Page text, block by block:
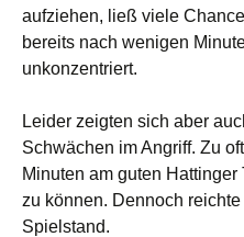
aufziehen, ließ viele
bereits nach wenigen
unkonzentriert.
Leider zeigten sich aber
Schwächen im Angriff. Zu
Minuten am guten Hattinger
zu können. Dennoch
Spielstand.